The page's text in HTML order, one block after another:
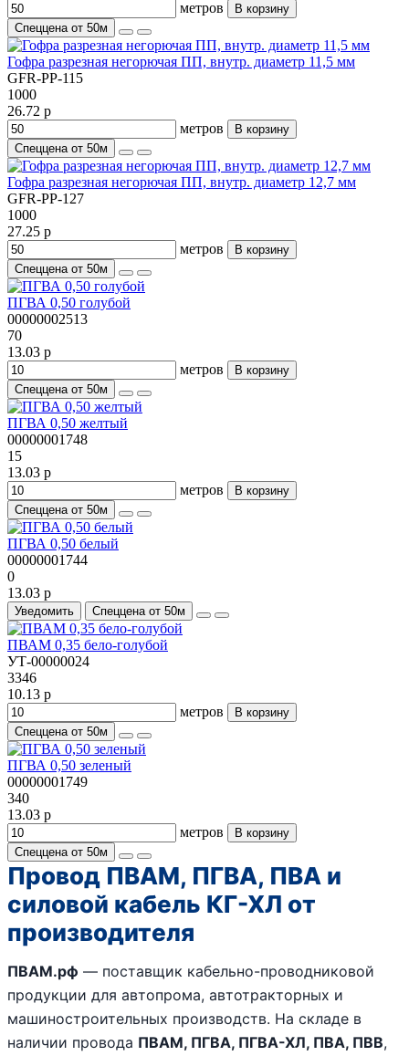
метров
В корзину
Спеццена от 50м
Гофра разрезная негорючая ПП, внутр. диаметр 11,5 мм
GFR-PP-115
1000
26.72 р
метров
В корзину
Спеццена от 50м
Гофра разрезная негорючая ПП, внутр. диаметр 12,7 мм
GFR-PP-127
1000
27.25 р
метров
В корзину
Спеццена от 50м
ПГВА 0,50 голубой
00000002513
70
13.03 р
метров
В корзину
Спеццена от 50м
ПГВА 0,50 желтый
00000001748
15
13.03 р
метров
В корзину
Спеццена от 50м
ПГВА 0,50 белый
00000001744
0
13.03 р
Уведомить Спеццена от 50м
ПВАМ 0,35 бело-голубой
УТ-00000024
3346
10.13 р
метров
В корзину
Спеццена от 50м
ПГВА 0,50 зеленый
00000001749
340
13.03 р
метров
В корзину
Спеццена от 50м
Провод ПВАМ, ПГВА, ПВА и
силовой кабель КГ-ХЛ от
производителя
ПВАМ.рф — поставщик кабельно-проводниковой
продукции для автопрома, автотракторных и
машиностроительных производств. На складе в
наличии провода ПВАМ, ПГВА, ПГВА-ХЛ, ПВА, ПВВ,